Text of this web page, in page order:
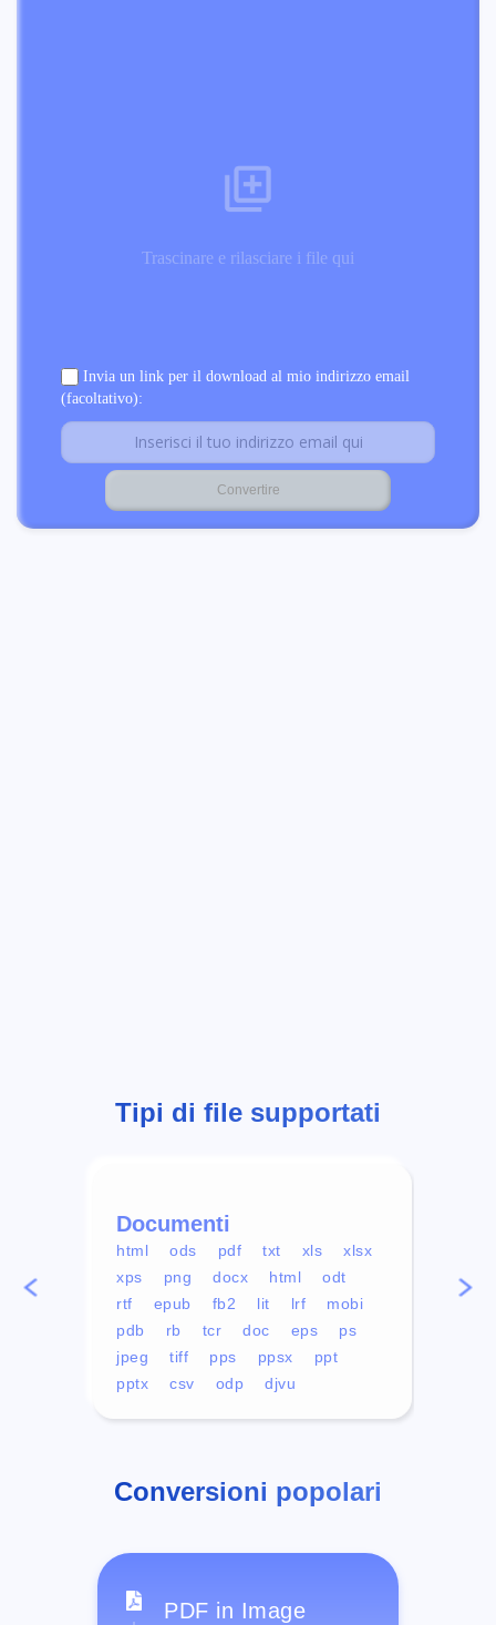
Trascinare e rilasciare i file qui
Invia un link per il download al mio indirizzo email
(facoltativo):
Tipi di file supportati
Documenti
html ods pdf txt xls
xlsx
xps
png docx html
odt
rtf
epub fb2 lit lrf
mobi
pdb
rb tcr doc eps
ps
jpeg
tiff pps ppsx
ppt
pptx
csv odp djvu
mp4
Conversioni popolari
PDF in Image